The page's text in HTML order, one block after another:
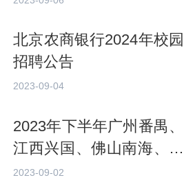
北京农商银行2024年校园
招聘公告
2023-09-04
2023年下半年广州番禺、
江西兴国、佛山南海、深
圳龙华新华村镇银行普通
2023-09-02